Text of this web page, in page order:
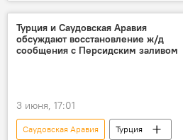
Ормузский пролив
Турция и Саудовская Аравия
обсуждают восстановление ж/д
сообщения с Персидским заливом
3 июня, 17:01
Саудовская Аравия
Турция